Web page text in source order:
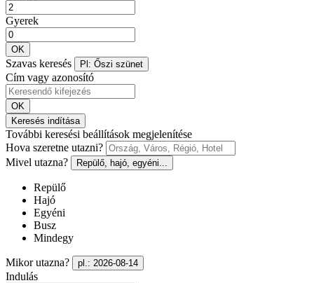
Gyerek
OK
Szavas keresés Pl: Őszi szünet
Cím vagy azonosító
OK
Keresés indítása
További keresési beállítások megjelenítése
Hova szeretne utazni?
Mivel utazna?
Repülő, hajó, egyéni...
Repülő
Hajó
Egyéni
Busz
Mindegy
Mikor utazna? pl.: 2026-08-14
Indulás